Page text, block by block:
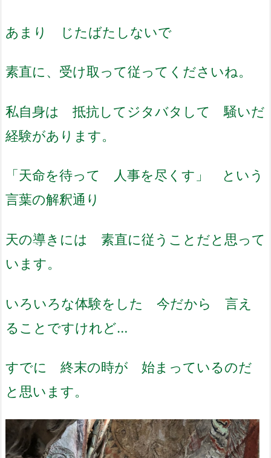
あまり じたばたしないで
素直に、受け取って従ってくださいね。
私自身は 抵抗してジタバタして 騒いだ
経験があります。
「天命を待って 人事を尽くす」 という
言葉の解釈通り
天の導きには 素直に従うことだと 思って
います。
いろいろな体験をした 今だから 言え
ることですけれど…
すでに 終末の時が 始まっているのだ
と思います。